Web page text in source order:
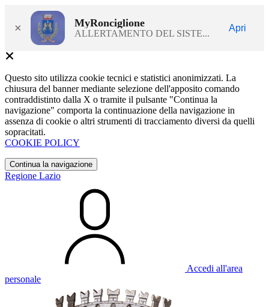
× MyRonciglione
ALLERTAMENTO DEL SISTE...
Apri
Questo sito utilizza cookie tecnici e statistici anonimizzati. La
chiusura del banner mediante selezione dell'apposito comando
contraddistinto dalla X o tramite il pulsante "Continua la
navigazione" comporta la continuazione della navigazione in
assenza di cookie o altri strumenti di tracciamento diversi da quelli
sopracitati.
COOKIE POLICY
Continua la navigazione
Regione Lazio
Accedi all'area
personale